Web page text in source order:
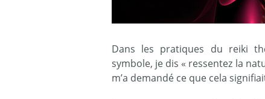
Dans les pratiques du reiki
symbole, je dis « ressentez la
m’a demandé ce que cela